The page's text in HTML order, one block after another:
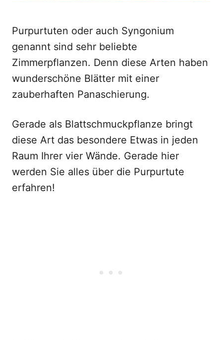
Purpurtuten oder auch Syngonium
genannt sind sehr beliebte
Zimmerpflanzen. Denn diese Arten haben
wunderschöne Blätter mit einer
zauberhaften Panaschierung.
Gerade als Blattschmuckpflanze bringt
diese Art das besondere Etwas in jeden
Raum Ihrer vier Wände. Gerade hier
werden Sie alles über die Purpurtute
erfahren!